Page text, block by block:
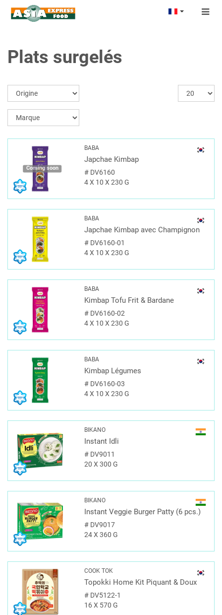
Plats surgelés
Coming soon
BABA
Japchae Kimbap
#DV6160
4 X 10 X 230 G
BABA
Japchae Kimbap avec Champignon
#DV6160-01
4 X 10 X 230 G
BABA
Kimbap Tofu Frit & Bardane
#DV6160-02
4 X 10 X 230 G
BABA
Kimbap Légumes
#DV6160-03
4 X 10 X 230 G
BIKANO
Instant Idli
#DV9011
20 X 300 G
BIKANO
Instant Veggie Burger Patty (6 pcs.)
#DV9017
24 X 360 G
COOK TOK
Topokki Home Kit Piquant & Doux
#DV5122-1
16 X 570 G